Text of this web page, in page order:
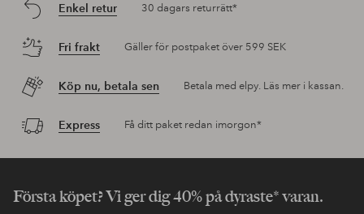
Enkel retur 30 dagars returrätt*
Fri frakt Gäller för postpaket över 599 SEK
Köp nu, betala sen Betala med elpy. Läs mer i kassan.
Express Få ditt paket redan imorgon*
Första köpet? Vi ger dig 40% på dyraste* varan.